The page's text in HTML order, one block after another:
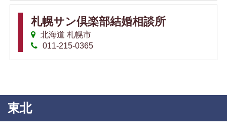
札幌サン倶楽部結婚相談所
北海道 札幌市
011-215-0365
東北